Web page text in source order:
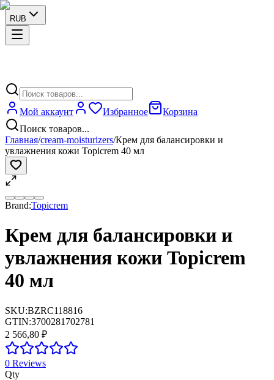
RUB
Мой аккаунт Избранное
Корзина
Поиск товаров...
Главная/cream-moisturizers/Крем для балансировки и
увлажнения кожи Topicrem 40 мл
Brand:Topicrem
Крем для балансировки и
увлажнения кожи Topicrem
40 мл
SKU:BZRC118816
GTIN:3700281702781
2 566,80 ₽
0 Reviews
Qty